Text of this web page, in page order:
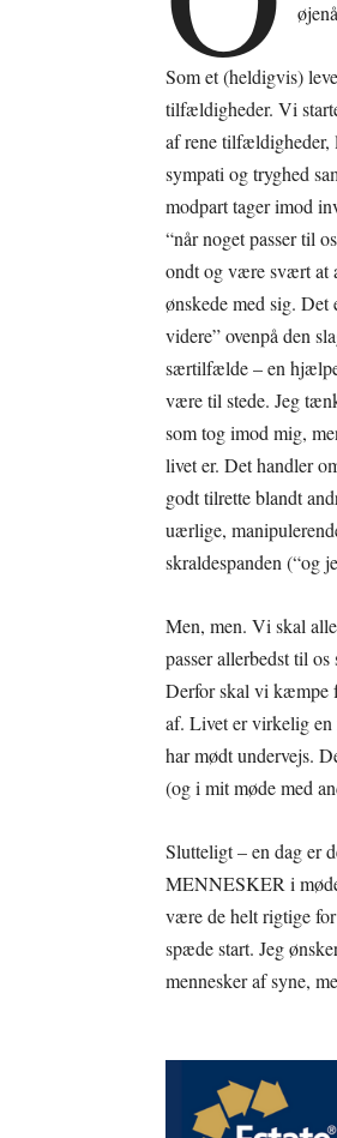
Som et (heldigvis)
tilfældigheder. Vi
af rene tilfældigheder,
sympati og tryghed
modpart tager imod
“når noget passer til
ondt og være svært at
ønskede med sig. Det
videre” ovenpå den
særtilfælde – en
være til stede. Jeg
som tog imod mig,
livet er. Det handler
godt tilrette blandt
uærlige,
skraldespanden (“og
Men, men. Vi skal
passer allerbedst til
Derfor skal vi kæmpe
af. Livet er virkelig en
har mødt undervejs.
(og i mit møde med
Slutteligt – en dag er
MENNESKER i
være de helt rigtige
spæde start. Jeg
mennesker af syne,